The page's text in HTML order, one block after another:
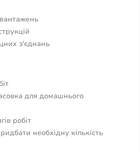
з'єднань
для домашнього
робіт
необхідну кількість